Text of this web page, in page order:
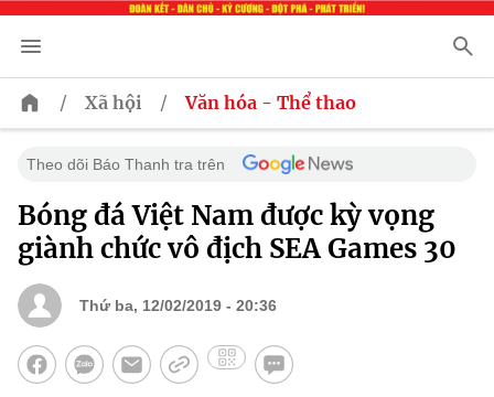
/ Xã hội / Văn hóa - Thể thao
Theo dõi Báo Thanh tra trên
Bóng đá Việt Nam được kỳ vọng
giành chức vô địch SEA Games 30
Thứ ba, 12/02/2019 - 20:36